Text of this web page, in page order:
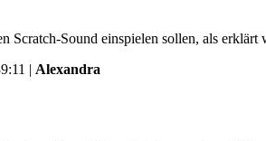
Scratch-Sound einspielen sollen, als
| Alexandra